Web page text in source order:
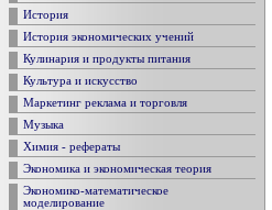
История
История экономических учений
Кулинария и продукты питания
Культура и искусство
Маркетинг реклама и торговля
Музыка
Химия - рефераты
Экономика и экономическая теория
Экономико-математическое
моделирование